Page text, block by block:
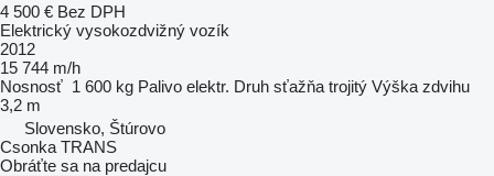
4 500 € Bez DPH
Elektrický vysokozdvižný vozík
2012
15 744 m/h
Nosnosť 1 600 kg Palivo elektr. Druh sťažňa trojitý Výška zdvihu
3,2 m
Slovensko, Štúrovo
Csonka TRANS
Obráťte sa na predajcu